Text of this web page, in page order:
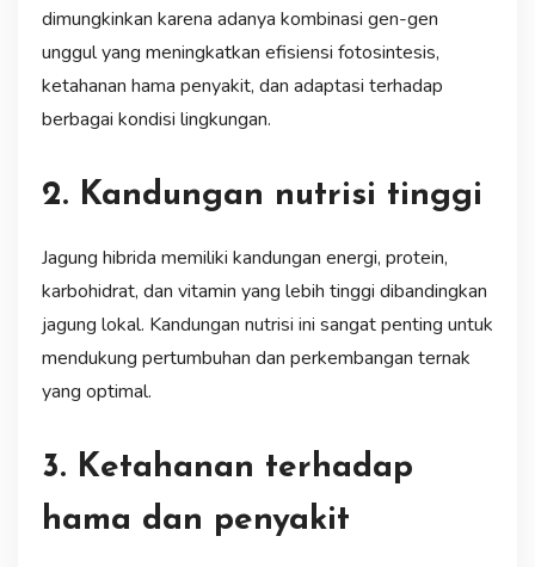
dimungkinkan karena adanya kombinasi gen-gen
unggul yang meningkatkan efisiensi fotosintesis,
ketahanan hama penyakit, dan adaptasi terhadap
berbagai kondisi lingkungan.
2. Kandungan nutrisi tinggi
Jagung hibrida memiliki kandungan energi, protein,
karbohidrat, dan vitamin yang lebih tinggi dibandingkan
jagung lokal. Kandungan nutrisi ini sangat penting untuk
mendukung pertumbuhan dan perkembangan ternak
yang optimal.
3. Ketahanan terhadap
hama dan penyakit